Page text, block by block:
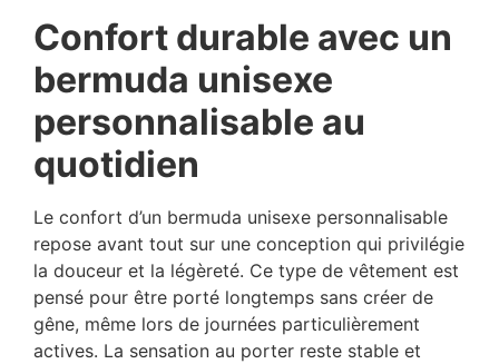
Confort durable avec un
bermuda unisexe
personnalisable au
quotidien
Le confort d’un bermuda unisexe personnalisable
repose avant tout sur une conception qui privilégie
la douceur et la légèreté. Ce type de vêtement est
pensé pour être porté longtemps sans créer de
gêne, même lors de journées particulièrement
actives. La sensation au porter reste stable et